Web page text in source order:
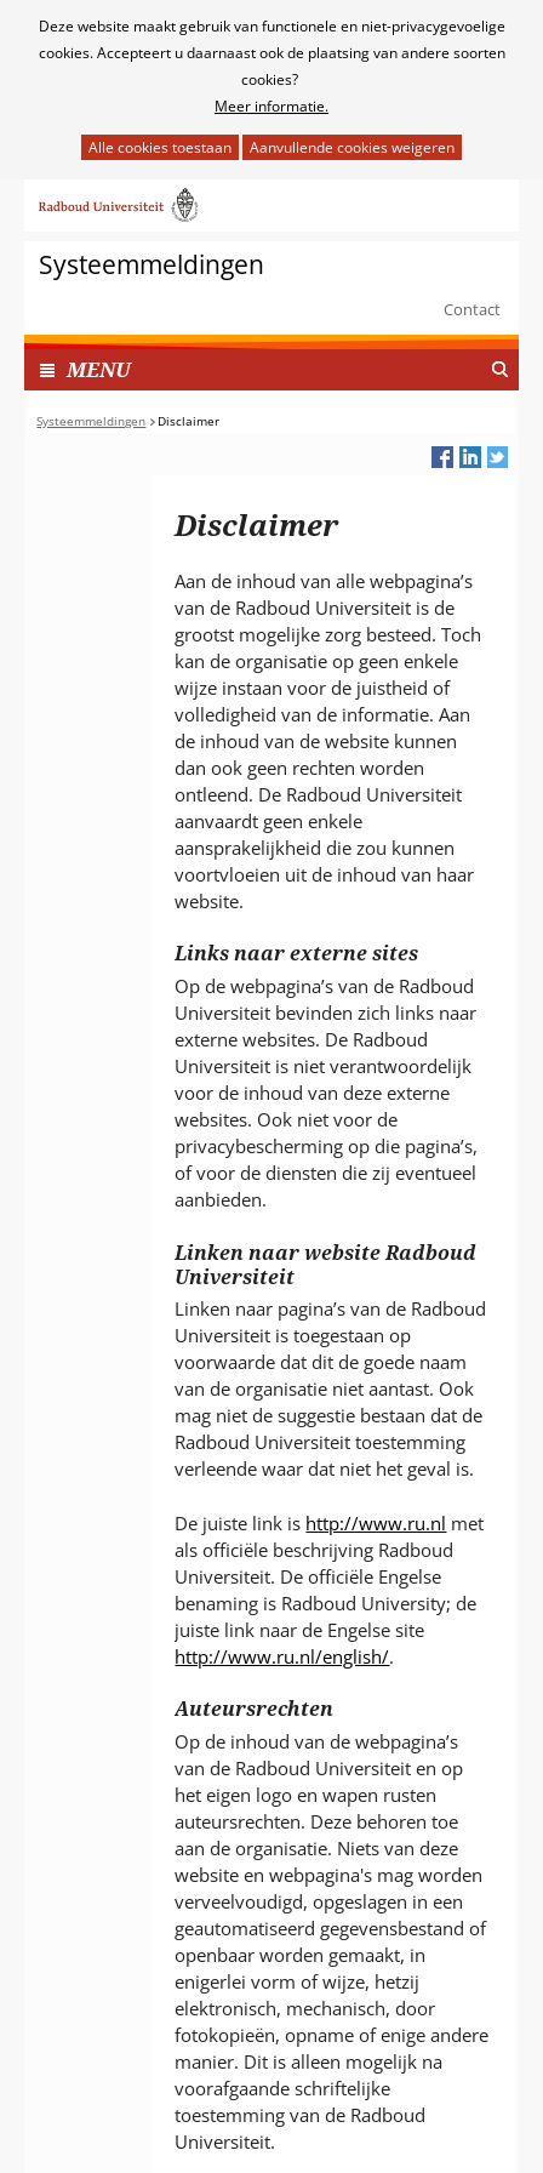
Cookies
Deze website maakt gebruik van functionele en niet-privacygevoelige
cookies. Accepteert u daarnaast ook de plaatsing van andere soorten
cookies?
Meer informatie.
het
van
cookies
deze
website
worden
toegestaan
naar
inhoudSysteemmeldingen
Contact
MENUI
N
G
Systeemmeldingen Disclaimer
Disclaimer
Aan de inhoud van alle webpagina’s
van de Radboud Universiteit is de
grootst mogelijke zorg besteed. Toch
kan de organisatie op geen enkele
wijze instaan voor de juistheid of
volledigheid van de informatie. Aan
de inhoud van de website kunnen
dan ook geen rechten worden
ontleend. De Radboud Universiteit
aanvaardt geen enkele
aansprakelijkheid die zou kunnen
voortvloeien uit de inhoud van haar
website.
Links naar externe sites
Op de webpagina’s van de Radboud
Universiteit bevinden zich links naar
externe websites. De Radboud
Universiteit is niet verantwoordelijk
voor de inhoud van deze externe
websites. Ook niet voor de
privacybescherming op die pagina’s,
of voor de diensten die zij eventueel
aanbieden.
Linken naar website Radboud
Universiteit
Linken naar pagina’s van de Radboud
Universiteit is toegestaan op
voorwaarde dat dit de goede naam
van de organisatie niet aantast. Ook
mag niet de suggestie bestaan dat de
Radboud Universiteit toestemming
verleende waar dat niet het geval is.
De juiste link is http://www.ru.nl met
als officiële beschrijving Radboud
Universiteit. De officiële Engelse
benaming is Radboud University; de
juiste link naar de Engelse site
http://www.ru.nl/english/.
Auteursrechten
Op de inhoud van de webpagina’s
van de Radboud Universiteit en op
het eigen logo en wapen rusten
auteursrechten. Deze behoren toe
aan de organisatie. Niets van deze
website en webpagina's mag worden
verveelvoudigd, opgeslagen in een
geautomatiseerd gegevensbestand of
openbaar worden gemaakt, in
enigerlei vorm of wijze, hetzij
elektronisch, mechanisch, door
fotokopieën, opname of enige andere
manier. Dit is alleen mogelijk na
voorafgaande schriftelijke
toestemming van de Radboud
Universiteit.